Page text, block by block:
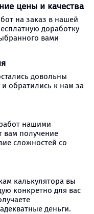
цены и качества
на заказ в нашей
доработку
вами
довольны
и обратились к нам за
нашими
вам получение
сложностей со
калькулятора вы
конкретно для вас
деньги.